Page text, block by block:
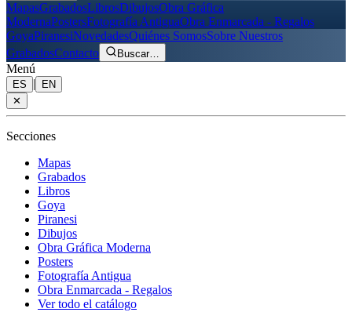
MapasGrabadosLibrosDibujosObra Gráfica
ModernaPostersFotografía AntiguaObra Enmarcada - Regalos
GoyaPiranesiNovedadesQuiénes SomosSobre Nuestros
GrabadosContacto Buscar…
Menú
ES |
EN
✕
Secciones
Mapas
Grabados
Libros
Goya
Piranesi
Dibujos
Obra Gráfica Moderna
Posters
Fotografía Antigua
Obra Enmarcada - Regalos
Ver todo el catálogo